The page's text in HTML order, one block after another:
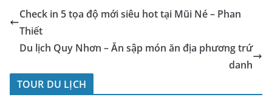
Check in 5 tọa độ mới siêu hot tại Mũi Né – Phan
Thiết
Du lịch Quy Nhơn – Ăn sập món ăn địa phương trứ
danh
TOUR DU LỊCH